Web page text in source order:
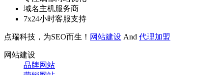
域名主机服务商
7x24小时客服支持
点瑞科技，为SEO而生！ 网站建设 And 代理加盟
网站建设
品牌网站